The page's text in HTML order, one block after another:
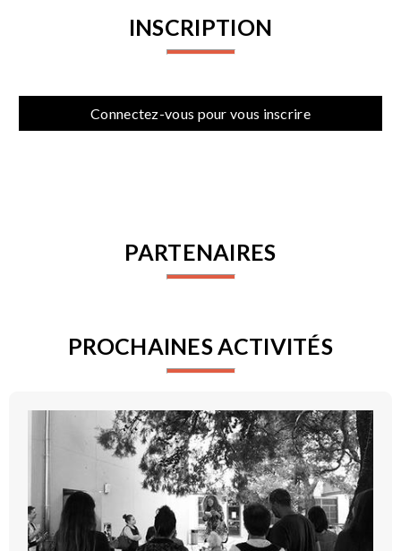
INSCRIPTION
Connectez-vous pour vous inscrire
PARTENAIRES
PROCHAINES ACTIVITÉS